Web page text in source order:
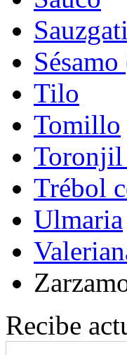
Tilo
Tomillo
Toronjil
Trébol
Ulmaria
Recibe